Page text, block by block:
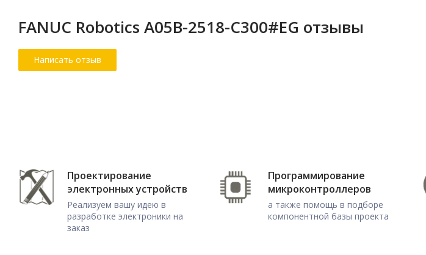
FANUC Robotics A05B-2518-C300#EG отзывы
Проектирование
электронных устройств
Реализуем вашу идею в
разработке электроники на
заказ
Программирование
микроконтроллеров
а также помощь в подборе
компонентной базы проекта